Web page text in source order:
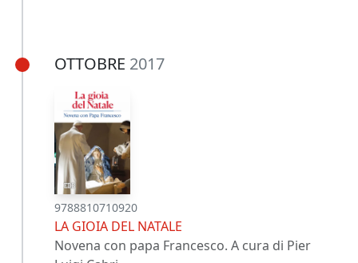
OTTOBRE 2017
9788810710920
LA GIOIA DEL NATALE
Novena con papa Francesco. A cura di Pier